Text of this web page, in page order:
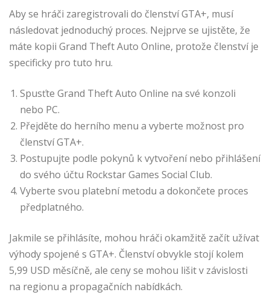
Aby se hráči zaregistrovali do členství GTA+, musí
následovat jednoduchý proces. Nejprve se ujistěte, že
máte kopii Grand Theft Auto Online, protože členství je
specificky pro tuto hru.
Spusťte Grand Theft Auto Online na své konzoli
nebo PC.
Přejděte do herního menu a vyberte možnost pro
členství GTA+.
Postupujte podle pokynů k vytvoření nebo přihlášení
do svého účtu Rockstar Games Social Club.
Vyberte svou platební metodu a dokončete proces
předplatného.
Jakmile se přihlásíte, mohou hráči okamžitě začít užívat
výhody spojené s GTA+. Členství obvykle stojí kolem
5,99 USD měsíčně, ale ceny se mohou lišit v závislosti
na regionu a propagačních nabídkách.